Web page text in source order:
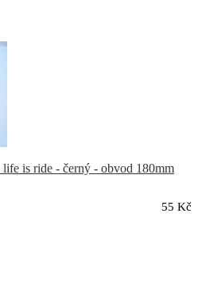
is ride - černý - obvod 180mm
55 Kč